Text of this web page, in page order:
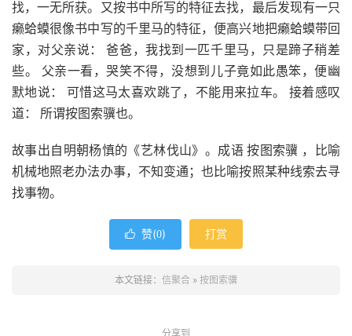
找，一无所获。又按书中所写的特征去找，最后发现有一只
癞蛤蟆很像书中写的千里马的特征，便高兴地把癞蛤蟆带回
家，对父亲说： 爸爸，我找到一匹千里马，只是蹄子稍差
些。 父亲一看，哭笑不得，没想到儿子竟如此愚笨，便幽
默地说： 可惜这马太喜欢跳了，不能用来拉车。 接着感叹
道： 所谓按图索骥也。
故事出自明朝杨慎的《艺林伐山》。成语 按图索骥 ，比喻
机械地照老办法办事，不知变通；也比喻按照某种线索去寻
找事物。
 赞(0) 打赏
本文链接： 信聚合 » 按图索骥
分享到